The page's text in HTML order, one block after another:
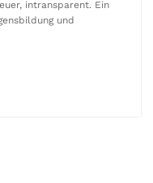
intransparent. Ein
und